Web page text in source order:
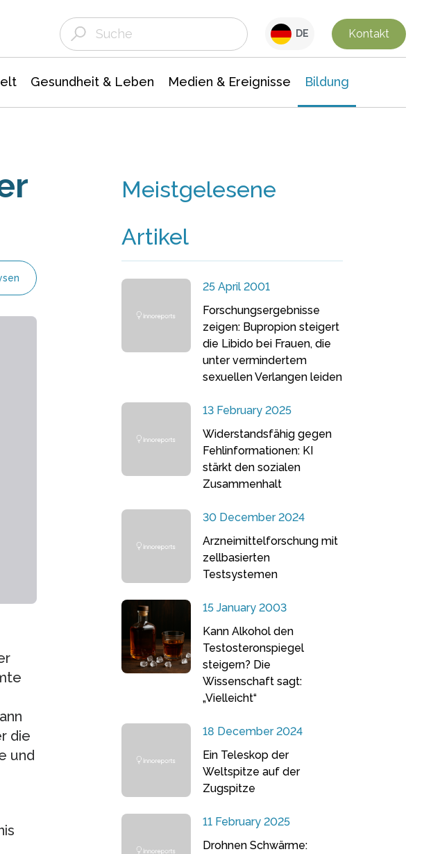
DE Kontakt
Gesundheit & Leben Medien & Ereignisse Bildung
die
und
Meistgelesene
Artikel
25 April 2001
Forschungsergebnisse
zeigen: Bupropion steigert
die Libido bei Frauen, die
unter vermindertem
sexuellen Verlangen leiden
13 February 2025
Widerstandsfähig gegen
Fehlinformationen: KI
stärkt den sozialen
Zusammenhalt
30 December 2024
Arzneimittelforschung mit
zellbasierten
Testsystemen
15 January 2003
Kann Alkohol den
Testosteronspiegel
steigern? Die
Wissenschaft sagt:
„Vielleicht“
18 December 2024
Ein Teleskop der
Weltspitze auf der
Zugspitze
11 February 2025
Drohnen Schwärme: